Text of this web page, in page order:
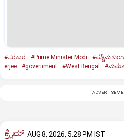
#ಸರಕಾರ #Prime Minister Modi #ಪಶ್ಚಿಮ
erjee
#government #West Bengal
ಕ್ರೈಮ್ AUG 8, 2026, 5:28 PM IST